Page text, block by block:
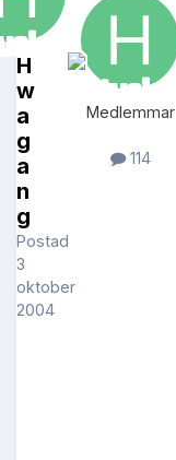
H
w
a
g
a
n
g
Postad
3
oktober
2004
Medlemmar
114